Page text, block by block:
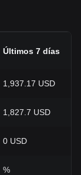
Últimos 7 días
1,937.17 USD
1,827.7 USD
0 USD
%